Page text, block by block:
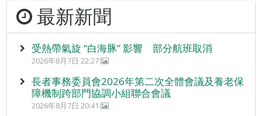
最新新聞
受熱帶氣旋 “白海豚” 影響 部分航班取消
2026年8月7日 22:27
長者事務委員會2026年第二次全體會議及養老保
障機制跨部門協調小組聯合會議
2026年8月7日 20:41